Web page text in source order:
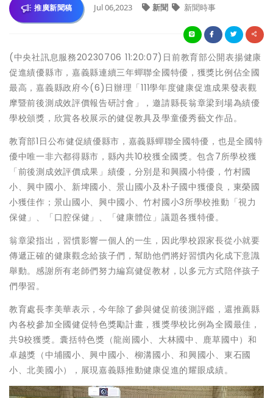
推廣新聞稿 Jul 06,2023 新聞 新聞時事
(中央社訊息服務20230706 11:20:07)日前教育部公開表揚健康
促進績優縣市，嘉義縣連續三年蟬聯全國特優，獲獎比例佔全國
最高，嘉義縣政府今(6)日辦理「111學年度健康促進成果發表觀
摩暨前後測成效評價報告研討會」，邀請縣長翁章梁到場為績優
學校頒獎，欣賞各校展示的健促教具及學童優秀藝文作品。
教育部1日公布健促績優縣市，嘉義縣蟬聯全國特優，也是全國特
優中唯一非六都得縣市，縣內共10校獲全國獎。包含7所學校獲
「前後測成效評價成果」績優，分別是和興國小特優，竹村國
小、興中國小、新埤國小、景山國小及朴子國中獲優良，東榮國
小獲佳作；景山國小、興中國小、竹村國小3所學校推動「視力
保健」、「口腔保健」、「健康體位」議題各獲特優。
翁章梁指出，習慣影響一個人的一生，因此學校跟家長從小就要
傳遞正確的健康觀念給孩子們，幫助他們將好習慣內化成下意識
舉動。感謝所有老師們努力編寫健促教材，以多元方式陪伴孩子
們學習。
教育處長李美華表示，今年除了參與健促前後測評鑑，還推薦縣
內各校參加全國健促特色獎勵計畫，獲獎學校比例為全國最佳，
共9校獲獎。囊括特色獎（龍崗國小、大林國中、鹿草國中）和
卓越獎（中埔國小、興中國小、柳溝國小、和興國小、東石國
小、北美國小），展現嘉義縣推動健康促進的耀眼成績。